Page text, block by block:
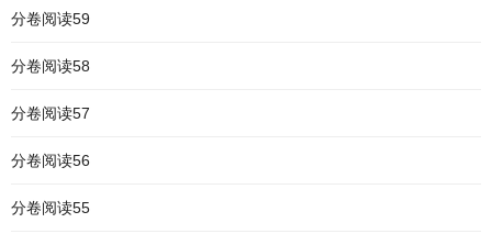
分卷阅读59
分卷阅读58
分卷阅读57
分卷阅读56
分卷阅读55